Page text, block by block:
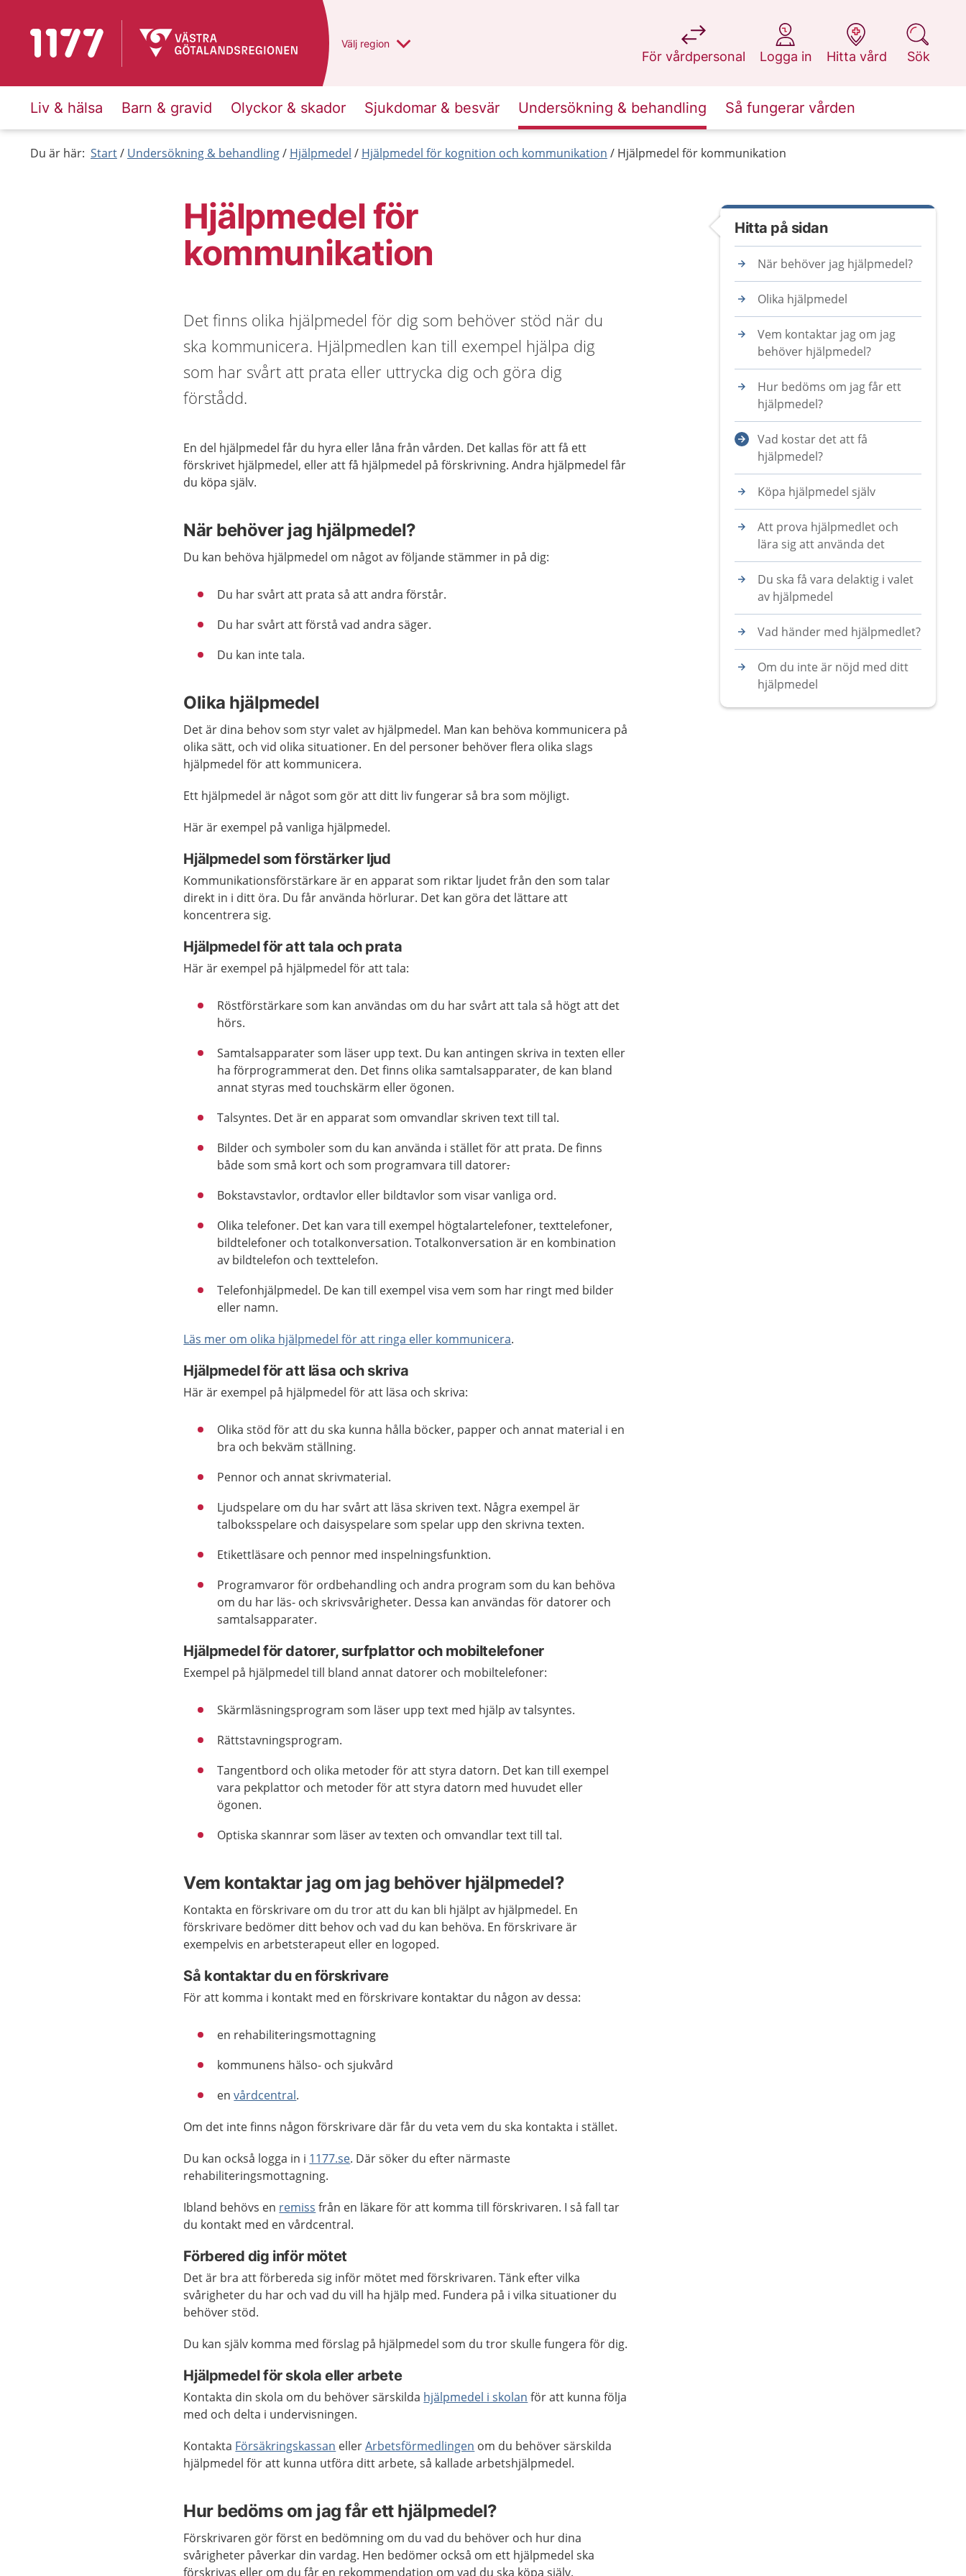
Till startsidan för 1177 Du har valt region
Välj en annan
region
För vårdpersonal
på 1177.se
Logga in
på 1177.se
Hitta vård
på 1177.se
Sök
på 1177.se
Liv & hälsa Barn & gravid Olyckor & skador Sjukdomar & besvär Undersökning & behandling Så fungerar vården
Du är här: Start Undersökning & behandling Hjälpmedel Hjälpmedel för kognition och kommunikation Hjälpmedel för kommunikation
Hjälpmedel för
kommunikation
Det finns olika hjälpmedel för dig som behöver stöd när du
ska kommunicera. Hjälpmedlen kan till exempel hjälpa dig
som har svårt att prata eller uttrycka dig och göra dig
förstådd.
En del hjälpmedel får du hyra eller låna från vården. Det kallas för att få ett
förskrivet hjälpmedel, eller att få hjälpmedel på förskrivning. Andra hjälpmedel får
du köpa själv.
När behöver jag hjälpmedel?
Du kan behöva hjälpmedel om något av följande stämmer in på dig:
Du har svårt att prata så att andra förstår.
Du har svårt att förstå vad andra säger.
Du kan inte tala.
Olika hjälpmedel
Det är dina behov som styr valet av hjälpmedel. Man kan behöva kommunicera på
olika sätt, och vid olika situationer. En del personer behöver flera olika slags
hjälpmedel för att kommunicera.
Ett hjälpmedel är något som gör att ditt liv fungerar så bra som möjligt.
Här är exempel på vanliga hjälpmedel.
Hjälpmedel som förstärker ljud
Kommunikationsförstärkare är en apparat som riktar ljudet från den som talar
direkt in i ditt öra. Du får använda hörlurar. Det kan göra det lättare att
koncentrera sig.
Hjälpmedel för att tala och prata
Här är exempel på hjälpmedel för att tala:
Röstförstärkare som kan användas om du har svårt att tala så högt att det
hörs.
Samtalsapparater som läser upp text. Du kan antingen skriva in texten eller
ha förprogrammerat den. Det finns olika samtalsapparater, de kan bland
annat styras med touchskärm eller ögonen.
Talsyntes. Det är en apparat som omvandlar skriven text till tal.
Bilder och symboler som du kan använda i stället för att prata. De finns
både som små kort och som programvara till datorer.
Bokstavstavlor, ordtavlor eller bildtavlor som visar vanliga ord.
Olika telefoner. Det kan vara till exempel högtalartelefoner, texttelefoner,
bildtelefoner och totalkonversation. Totalkonversation är en kombination
av bildtelefon och texttelefon.
Telefonhjälpmedel. De kan till exempel visa vem som har ringt med bilder
eller namn.
Läs mer om olika hjälpmedel för att ringa eller kommunicera.
Hjälpmedel för att läsa och skriva
Här är exempel på hjälpmedel för att läsa och skriva:
Olika stöd för att du ska kunna hålla böcker, papper och annat material i en
bra och bekväm ställning.
Pennor och annat skrivmaterial.
Ljudspelare om du har svårt att läsa skriven text. Några exempel är
talboksspelare och daisyspelare som spelar upp den skrivna texten.
Etikettläsare och pennor med inspelningsfunktion.
Programvaror för ordbehandling och andra program som du kan behöva
om du har läs- och skrivsvårigheter. Dessa kan användas för datorer och
samtalsapparater.
Hjälpmedel för datorer, surfplattor och mobiltelefoner
Exempel på hjälpmedel till bland annat datorer och mobiltelefoner:
Skärmläsningsprogram som läser upp text med hjälp av talsyntes.
Rättstavningsprogram.
Tangentbord och olika metoder för att styra datorn. Det kan till exempel
vara pekplattor och metoder för att styra datorn med huvudet eller
ögonen.
Optiska skannrar som läser av texten och omvandlar text till tal.
Vem kontaktar jag om jag behöver hjälpmedel?
Kontakta en förskrivare om du tror att du kan bli hjälpt av hjälpmedel. En
förskrivare bedömer ditt behov och vad du kan behöva. En förskrivare är
exempelvis en arbetsterapeut eller en logoped.
Så kontaktar du en förskrivare
För att komma i kontakt med en förskrivare kontaktar du någon av dessa:
en rehabiliteringsmottagning
kommunens hälso- och sjukvård
envårdcentral.
Om det inte finns någon förskrivare där får du veta vem du ska kontakta i stället.
Du kan också logga in i 1177.se. Där söker du efter närmaste
rehabiliteringsmottagning.
Ibland behövs en remiss från en läkare för att komma till förskrivaren. I så fall tar
du kontakt med en vårdcentral.
Förbered dig inför mötet
Det är bra att förbereda sig inför mötet med förskrivaren. Tänk efter vilka
svårigheter du har och vad du vill ha hjälp med. Fundera på i vilka situationer du
behöver stöd.
Du kan själv komma med förslag på hjälpmedel som du tror skulle fungera för dig.
Hjälpmedel för skola eller arbete
Kontakta din skola om du behöver särskilda hjälpmedel i skolan för att kunna följa
med och delta i undervisningen.
Kontakta Försäkringskassan ellerArbetsförmedlingen om du behöver särskilda
hjälpmedel för att kunna utföra ditt arbete, så kallade arbetshjälpmedel.
Hur bedöms om jag får ett hjälpmedel?
Förskrivaren gör först en bedömning om du vad du behöver och hur dina
svårigheter påverkar din vardag. Hen bedömer också om ett hjälpmedel ska
förskrivas eller om du får en rekommendation om vad du ska köpa själv.
Hitta på sidan
När behöver jag hjälpmedel?
Olika hjälpmedel
Vem kontaktar jag om jag
behöver hjälpmedel?
Hur bedöms om jag får ett
hjälpmedel?
Vad kostar det att få
hjälpmedel?
Köpa hjälpmedel själv
Att prova hjälpmedlet och
lära sig att använda det
Du ska få vara delaktig i valet
av hjälpmedel
Vad händer med hjälpmedlet?
Om du inte är nöjd med ditt
hjälpmedel